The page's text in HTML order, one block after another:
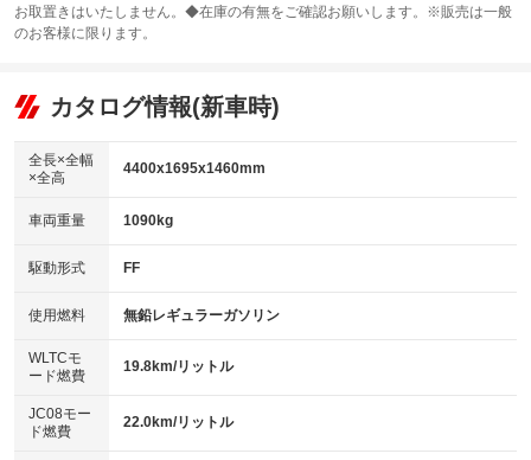
サンルーフ
：装備なし ABS
リフトアップ
：装備なし
：装備なし
パワーウィンドウ
アイドリングストップ
：装備あり
USB入力端子
：装備なし
100V電源
：装備なし
センターデフロック
：装備なし
電動格納ミラー
：装備なし
TV：フルセグ
：装備あり
ビジュアル：-／DVD再生
：装備あり
アルミホイール
：装備なし
HID(キセノンライト)
バックカメラ
エアロ
：装備なし
ローダウン
：装備なし
お取置きはいたしません。◆在庫の有無をご確認お願いします。※販売は一般
のお客様に限ります。
カタログ情報(新車時)
全長×全幅
×全高
4400x1695x1460mm
車両重量 1090kg
駆動形式 FF
使用燃料 無鉛レギュラーガソリン
WLTCモ
ード燃費
19.8km/リットル
JC08モー
ド燃費
22.0km/リットル